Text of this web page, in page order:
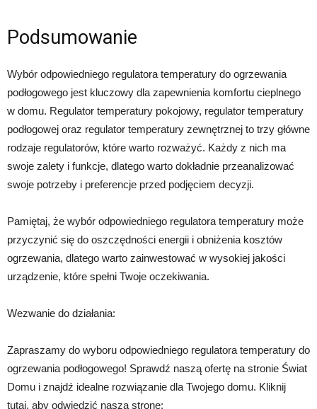
Podsumowanie
Wybór odpowiedniego regulatora temperatury do ogrzewania
podłogowego jest kluczowy dla zapewnienia komfortu cieplnego
w domu. Regulator temperatury pokojowy, regulator temperatury
podłogowej oraz regulator temperatury zewnętrznej to trzy główne
rodzaje regulatorów, które warto rozważyć. Każdy z nich ma
swoje zalety i funkcje, dlatego warto dokładnie przeanalizować
swoje potrzeby i preferencje przed podjęciem decyzji.
Pamiętaj, że wybór odpowiedniego regulatora temperatury może
przyczynić się do oszczędności energii i obniżenia kosztów
ogrzewania, dlatego warto zainwestować w wysokiej jakości
urządzenie, które spełni Twoje oczekiwania.
Wezwanie do działania:
Zapraszamy do wyboru odpowiedniego regulatora temperatury do
ogrzewania podłogowego! Sprawdź naszą ofertę na stronie Świat
Domu i znajdź idealne rozwiązanie dla Twojego domu. Kliknij
tutaj, aby odwiedzić naszą stronę: